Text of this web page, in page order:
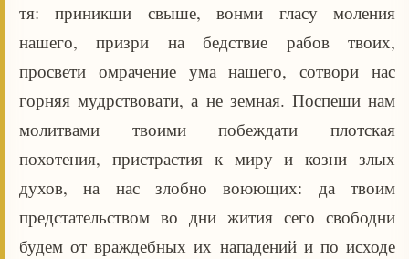
тя: приникши свыше, вонми гласу моления
нашего, призри на бедствие рабов твоих,
просвети омрачение ума нашего, сотвори нас
горняя мудрствовати, а не земная. Поспеши нам
молитвами твоими побеждати плотская
похотения, пристрастия к миру и козни злых
духов, на нас злобно воюющих: да твоим
предстательством во дни жития сего свободни
будем от враждебных их нападений и по исходе